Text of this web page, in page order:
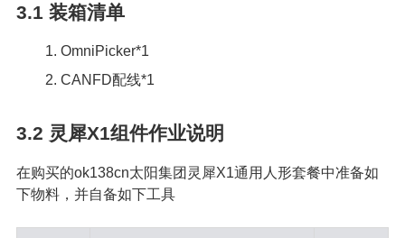
3.1 装箱清单
1. OmniPicker*1
2. CANFD配线*1
3.2 灵犀X1组件作业说明
在购买的ok138cn太阳集团灵犀X1通用人形套餐中准备如
下物料，并自备如下工具